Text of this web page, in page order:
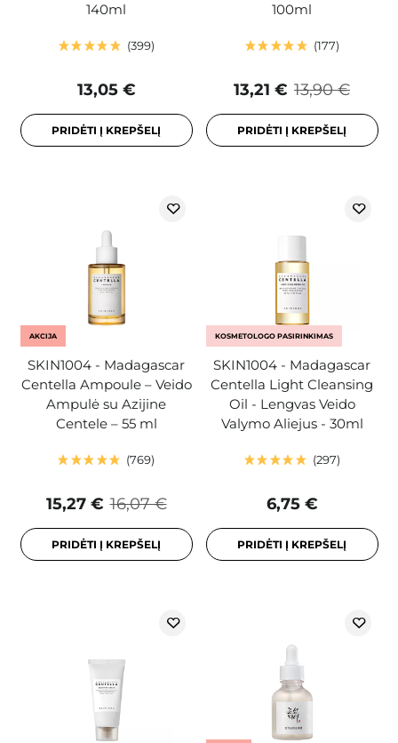
140ml
399
13,05 €
PRIDĖTI Į KREPŠELĮ
100ml
177
13,90 €
13,21 €
PRIDĖTI Į KREPŠELĮ
AKCIJA
SKIN1004 - Madagascar
Centella Ampoule – Veido
Ampulė su Azijine
Centele – 55 ml
769
16,07 €
15,27 €
PRIDĖTI Į KREPŠELĮ
KOSMETOLOGO PASIRINKIMAS
SKIN1004 - Madagascar
Centella Light Cleansing
Oil - Lengvas Veido
Valymo Aliejus - 30ml
297
6,75 €
PRIDĖTI Į KREPŠELĮ